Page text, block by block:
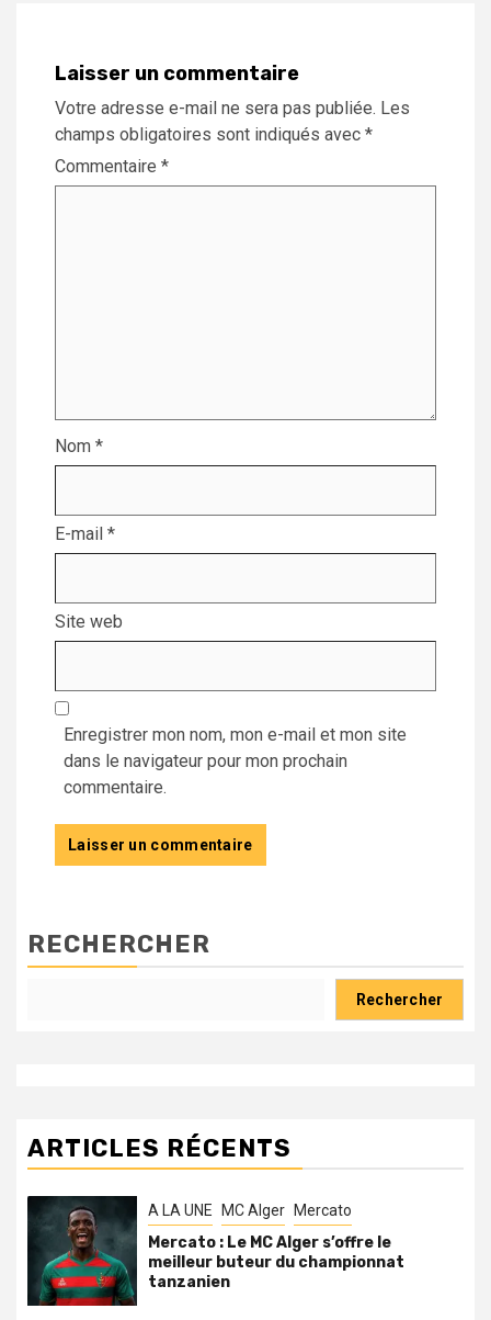
Laisser un commentaire
Votre adresse e-mail ne sera pas publiée. Les
champs obligatoires sont indiqués avec *
Commentaire *
Nom *
E-mail *
Site web
Enregistrer mon nom, mon e-mail et mon site
dans le navigateur pour mon prochain
commentaire.
RECHERCHER
Rechercher
ARTICLES RÉCENTS
A LA UNE MC Alger Mercato
Mercato : Le MC Alger s’offre le
meilleur buteur du championnat
tanzanien